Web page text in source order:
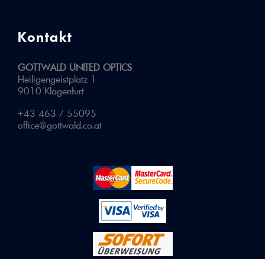
Kontakt
GOTTWALD UNITED OPTICS
Heiligengeistplatz 1
9010 Klagenfurt
+43 463 / 55095
office@gottwald.co.at